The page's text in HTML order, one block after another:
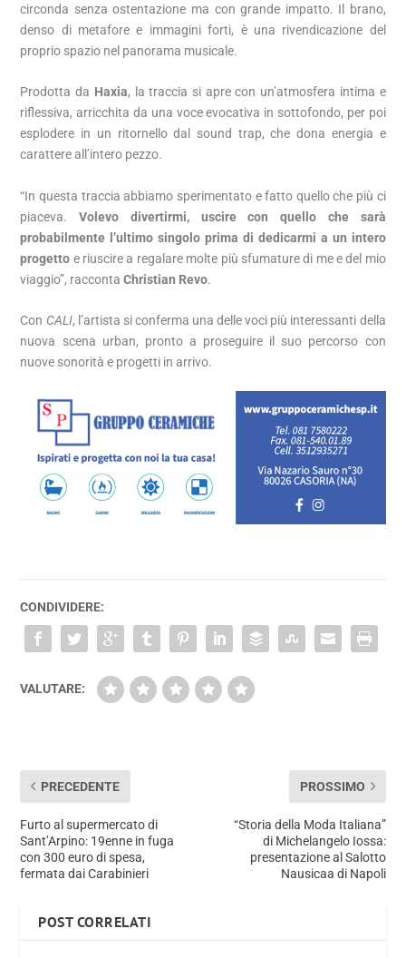
circonda senza ostentazione ma con grande impatto. Il brano,
denso di metafore e immagini forti, è una rivendicazione del
proprio spazio nel panorama musicale.
Prodotta da Haxia, la traccia si apre con un’atmosfera intima e
riflessiva, arricchita da una voce evocativa in sottofondo, per poi
esplodere in un ritornello dal sound trap, che dona energia e
carattere all’intero pezzo.
“In questa traccia abbiamo sperimentato e fatto quello che più ci
piaceva.Volevo divertirmi, uscire con quello che sarà
probabilmente l’ultimo singolo prima di dedicarmi a un intero
progetto e riuscire a regalare molte più sfumature di me e del mio
viaggio”, raccontaChristian Revo.
Con CALI, l’artista si conferma una delle voci più interessanti della
nuova scena urban, pronto a proseguire il suo percorso con
nuove sonorità e progetti in arrivo.
CONDIVIDERE:
VALUTARE:
PRECEDENTE
Furto al supermercato di
Sant’Arpino: 19enne in fuga
con 300 euro di spesa,
fermata dai Carabinieri
PROSSIMO
“Storia della Moda Italiana”
di Michelangelo Iossa:
presentazione al Salotto
Nausicaa di Napoli
POST CORRELATI